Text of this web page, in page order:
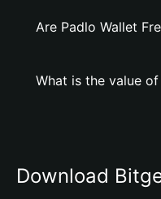
Are Padlo Wallet
What is the value
Download